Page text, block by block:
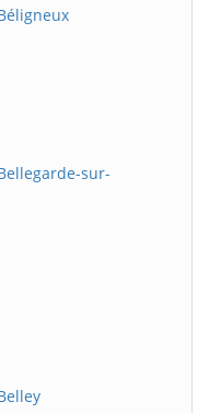
sur-